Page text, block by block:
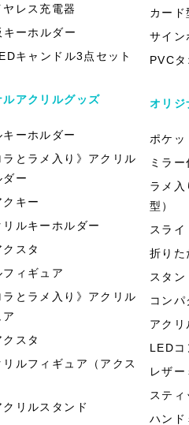
レス充電器
キーホルダー
キャンドル3点セット
ルアクリルグッズ
キーホルダー
ラとラメ入り》アクリル
ダー
クキー
ルキーホルダー
スタ
フィギュア
ラとラメ入り》アクリル
スタ
ルフィギュア（アクス
クリルスタンド
カード
サイン
PVC
オリジ
ポケッ
ミラ
ラメ入
型）
スラ
折りた
スタン
コンパ
アクリ
LEDコ
レザ
スティ
ハンド